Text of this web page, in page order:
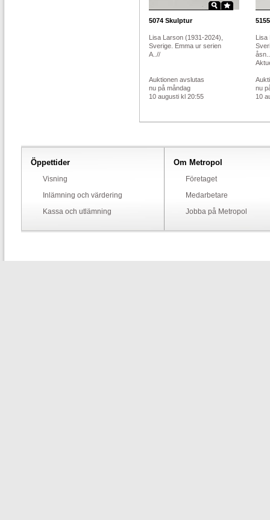
5074 Skulptur
Lisa Larson (1931-2024),
Sverige. Emma ur serien
A..//
Auktionen avslutas
nu på måndag
10 augusti kl 20:55
5155
Lisa
nu
10
Öppettider
Visning
Inlämning och värdering
Kassa och utlämning
Om Metropol
Företaget
Medarbetare
Jobba på Metropol